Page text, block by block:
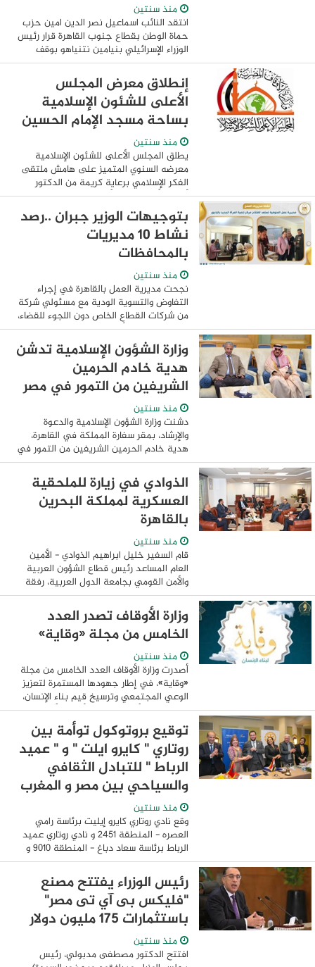
منذ سنتين
انتقد النائب اسماعيل نصر الدين امين حزب
حماة الوطن بقطاع جنوب القاهرة قرار رئيس
الوزراء الإسرائيلي بنيامين نتنياهو بوقف
دخول المساعدات الإنسانية لغزة، واصفًا إياه
بأنه "قرار غير مسئول يعكس ...
إنطلاق معرض المجلس
الأعلى للشئون الإسلامية
بساحة مسجد الإمام الحسين
منذ سنتين
يطلق المجلس الأعلى للشئون الإسلامية
معرضه السنوي المتميز على هامش ملتقى
الفكر الإسلامي برعاية كريمة من الدكتور
أسامة الأزهري، وزير الأوقاف، وبإشراف الدكتور
محمد عبد الرحيم البيومي، الأمين العام ...
بتوجيهات الوزير جبران ..رصد
نشاط 10 مديريات
بالمحافظات
منذ سنتين
نجحت مديرية العمل بالقاهرة في إجراء
التفاوض والتسوية الودية مع مسئولي شركة
من شركات القطاع الخاص دون اللجوء للقضاء،
وذلك بعد تقدم أحد العاملين بشكوى رسمية
لمكتب علاقات العمل بـ 15 مايو والمعادي ...
وزارة الشؤون الإسلامية تدشن
هدية خادم الحرمين
الشريفين من التمور في مصر
منذ سنتين
دشنت وزارة الشؤون الإسلامية والدعوة
والإرشاد، بمقر سفارة المملكة في القاهرة،
هدية خادم الحرمين الشريفين من التمور في
جمهورية مصر العربية، بحضور نائب سفير
خادم الحرمين الشريفين لدى مصر عبدالرحمن
...
الذوادي في زيارة للملحقية
العسكرية لمملكة البحرين
بالقاهرة
منذ سنتين
قام السفير خليل ابراهيم الذوادي - الأمين
العام المساعد رئيس قطاع الشؤون العربية
والأمن القومي بجامعة الدول العربية، رفقة
الوزير المفوض طارق عبدالسلام - مدير الإدارة
العسكرية - الأمين العام للإتحاد ...
وزارة الأوقاف تصدر العدد
الخامس من مجلة «وقاية»
منذ سنتين
أصدرت وزارة الأوقاف العدد الخامس من مجلة
«وقاية»، في إطار جهودها المستمرة لتعزيز
الوعي المجتمعي وترسيخ قيم بناء الإنسان،
تحت قيادة الأستاذ الدكتور أسامة الأزهري، وزير
الأوقاف. تأتي هذه ...
توقيع بروتوكول توأمة بين
روتاري " كايرو ايلت " و " عميد
الرباط " للتبادل الثقافي
والسياحي بين مصر و المغرب
منذ سنتين
وقع نادي روتاري كايرو إيليت برئاسة رامي
العصره - المنطقة ٢٤٥١ و نادي روتاري عميد
الرباط برئاسة سعاد دباغ - المنطقة ٩٠١٠ و
مثل النادي المغربي الرئيس سعاد دباغ و
المحافظ السابق للمنطقة ٩٠١٠ سعدية ...
رئيس الوزراء يفتتح مصنع
"فليكس بى آي تى مصر"
باستثمارات 175 مليون دولار
منذ سنتين
افتتح الدكتور مصطفى مدبولي، رئيس